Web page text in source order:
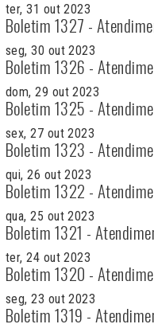
ter, 31 out 2023
Boletim 1327 -
seg, 30 out 2023
Boletim 1326 -
dom, 29 out 2023
Boletim 1325 -
sex, 27 out 2023
Boletim 1323 -
qui, 26 out 2023
Boletim 1322 -
qua, 25 out 2023
Boletim 1321 -
ter, 24 out 2023
Boletim 1320 -
seg, 23 out 2023
Boletim 1319 -